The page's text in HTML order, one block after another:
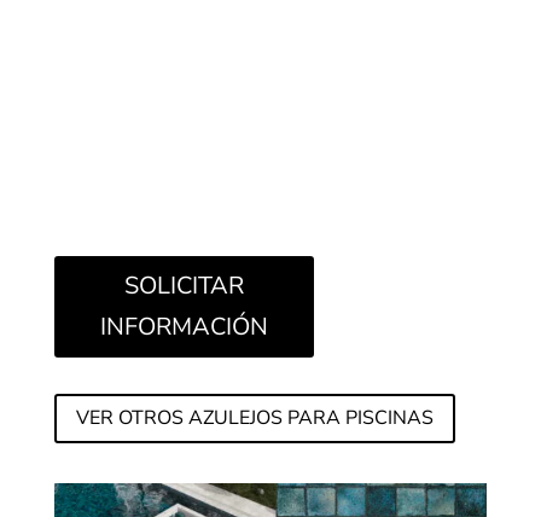
SOLICITAR
INFORMACIÓN
VER OTROS AZULEJOS PARA PISCINAS